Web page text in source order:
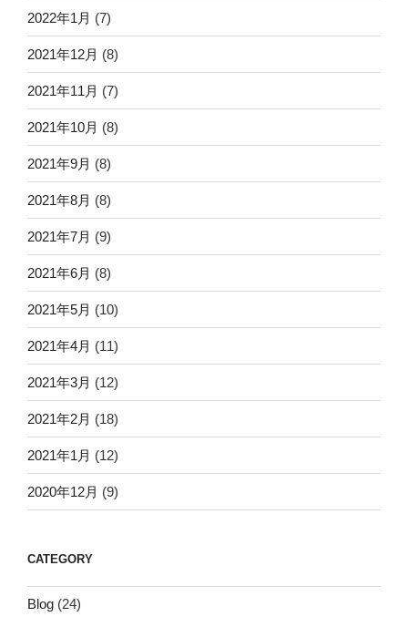
2022年1月 (7)
2021年12月 (8)
2021年11月 (7)
2021年10月 (8)
2021年9月 (8)
2021年8月 (8)
2021年7月 (9)
2021年6月 (8)
2021年5月 (10)
2021年4月 (11)
2021年3月 (12)
2021年2月 (18)
2021年1月 (12)
2020年12月 (9)
CATEGORY
Blog (24)